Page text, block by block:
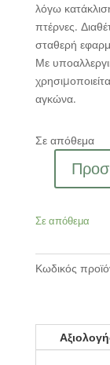
λόγω
πτέρνες.
σταθερή
Με
αγκώνα.
Σε απόθεμα
Κατάκλισης
ποσότητα
Σε απόθεμα
Κωδικός